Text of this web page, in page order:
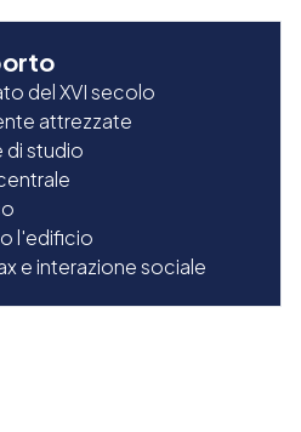
del XVI secolo
attrezzate
di studio
l'edificio
e interazione sociale